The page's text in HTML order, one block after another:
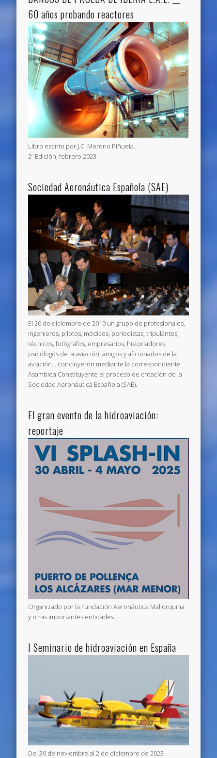
60 años probando reactores
Libro escrito por J.C. Moreno Piñuela.
2ª Edición, febrero 2023.
Sociedad Aeronáutica Española (SAE)
El 20 de diciembre de 2010 un grupo de profesionales,
ingenieros, pilotos, médicos, periodistas, tripulantes,
técnicos, fotógrafos, empresarios, historiadores,
psicólogos de la aviación, amigos y aficionados de la
aviación… concluyeron mediante la correspondiente
Asamblea Constituyente el proceso de creación de la
Sociedad Aeronáutica Española (SAE).
El gran evento de la hidroaviación:
reportaje
Organizado por la Fundación Aeronáutica Mallorquina
y otras importantes entidades
I Seminario de hidroaviación en España
Del 30 de noviembre al 2 de diciembre de 2023